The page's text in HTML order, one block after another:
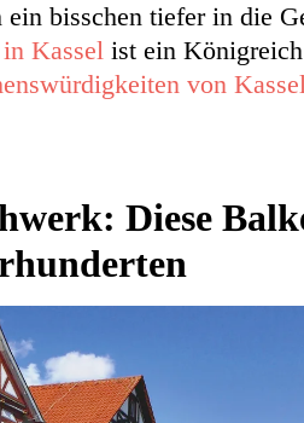
bisschen tiefer in die
Kassel ist ein
von
Diese